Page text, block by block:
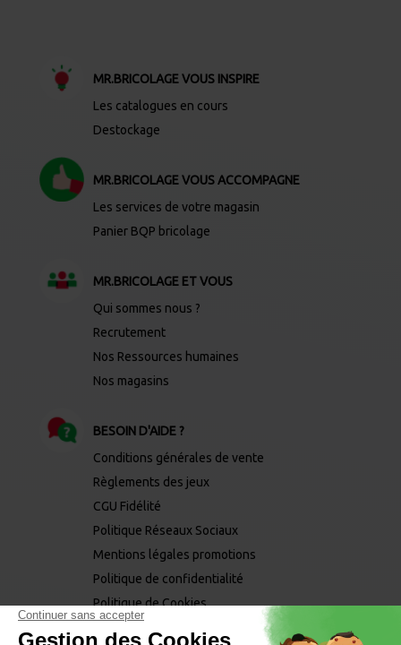
MR.BRICOLAGE VOUS INSPIRE
Les catalogues en cours
Destockage
MR.BRICOLAGE VOUS ACCOMPAGNE
Les services de votre magasin
Panier BQP bricolage
MR.BRICOLAGE ET VOUS
Qui sommes nous ?
Recrutement
Nos Ressources humaines
Nos magasins
BESOIN D'AIDE ?
Conditions générales de vente
Règlements des jeux
CGU Fidélité
Politique Réseaux Sociaux
Mentions légales promotions
Politique de confidentialité
Politique de Cookies